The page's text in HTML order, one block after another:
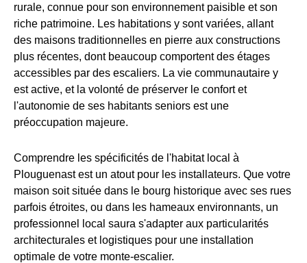
rurale, connue pour son environnement paisible et son
riche patrimoine. Les habitations y sont variées, allant
des maisons traditionnelles en pierre aux constructions
plus récentes, dont beaucoup comportent des étages
accessibles par des escaliers. La vie communautaire y
est active, et la volonté de préserver le confort et
l'autonomie de ses habitants seniors est une
préoccupation majeure.
Comprendre les spécificités de l'habitat local à
Plouguenast est un atout pour les installateurs. Que votre
maison soit située dans le bourg historique avec ses rues
parfois étroites, ou dans les hameaux environnants, un
professionnel local saura s'adapter aux particularités
architecturales et logistiques pour une installation
optimale de votre monte-escalier.